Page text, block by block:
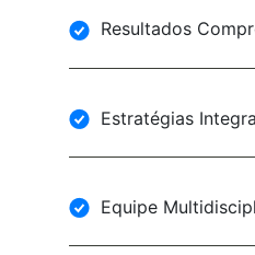
Resultados
Estratégias
Equipe